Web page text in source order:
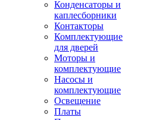
Конденсаторы и
каплесборники
Контакторы
Комплектующие
для дверей
Моторы и
комплектующие
Насосы и
комплектующие
Освещение
Платы